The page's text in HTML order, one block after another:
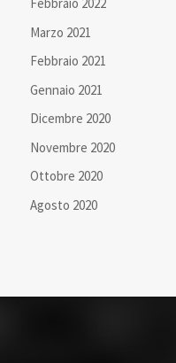
Marzo 2021
Febbraio 2021
Gennaio 2021
Dicembre 2020
Novembre 2020
Ottobre 2020
Agosto 2020